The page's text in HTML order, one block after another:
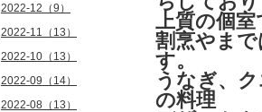
上質の個
割烹やま
す。
うなぎ、
の料理
2022-12（9）
2022-11（13）
2022-10（13）
2022-09（14）
2022-08（13）